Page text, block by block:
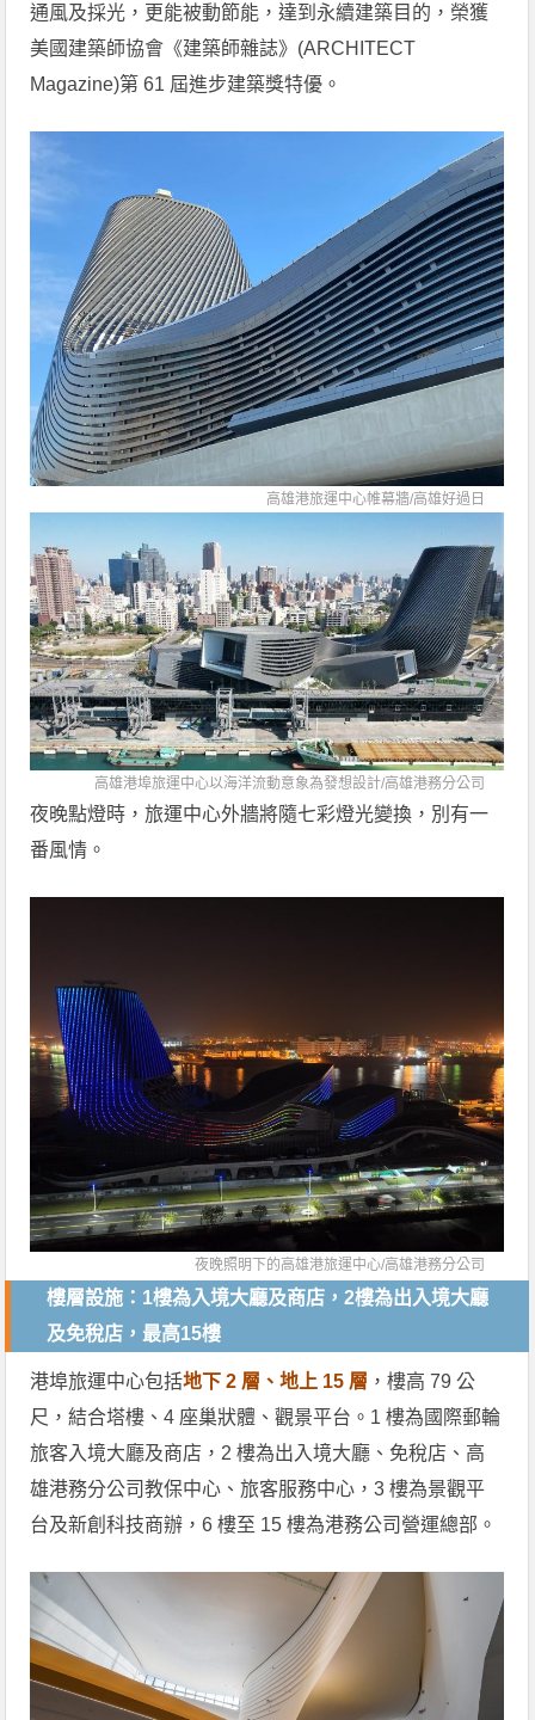
通風及採光，更能被動節能，達到永續建築目的，榮獲
美國建築師協會《建築師雜誌》(ARCHITECT
Magazine)第 61 屆進步建築獎特優。
高雄港旅運中心帷幕牆/高雄好過日
高雄港埠旅運中心以海洋流動意象為發想設計/高雄港務分公司
夜晚點燈時，旅運中心外牆將隨七彩燈光變換，別有一
番風情。
夜晚照明下的高雄港旅運中心/高雄港務分公司
樓層設施：1樓為入境大廳及商店，2樓為出入境大廳
及免稅店，最高15樓
港埠旅運中心包括地下 2 層、地上 15 層 ，樓高 79 公
尺，結合塔樓、4 座巢狀體、觀景平台。1 樓為國際郵輪
旅客入境大廳及商店，2 樓為出入境大廳、免稅店、高
雄港務分公司教保中心、旅客服務中心，3 樓為景觀平
台及新創科技商辦，6 樓至 15 樓為港務公司營運總部。